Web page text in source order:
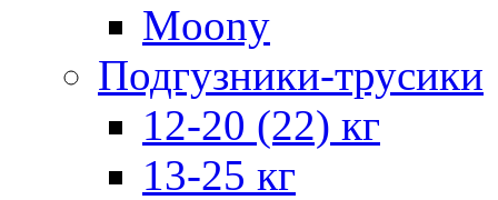
Moony
Подгузники-трусики
12-20 (22) кг
13-25 кг